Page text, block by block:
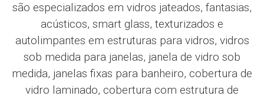
são especializados em vidros jateados, fantasias,
acústicos, smart glass, texturizados e
autolimpantes em estruturas para vidros, vidros
sob medida para janelas, janela de vidro sob
medida, janelas fixas para banheiro, cobertura de
vidro laminado, cobertura com estrutura de